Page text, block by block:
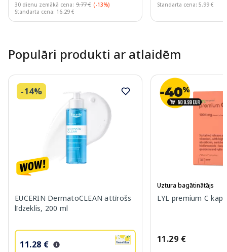
30 dienu zemākā cena: 9.77 € (-13%)
Standarta cena: 16.29 €
Standarta cena: 5.99 €
Populāri produkti ar atlaidēm
-14%
EUCERIN DermatoCLEAN attīrošs
līdzeklis, 200 ml
11.28 €
Uztura bagātinātājs
LYL premium C
11.29 €